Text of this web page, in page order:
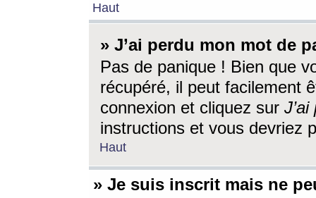
Haut
» J’ai perdu mon mot de
Pas de panique ! Bien que
récupéré, il peut facilement
connexion et cliquez sur
instructions et vous devriez
Haut
» Je suis inscrit mais ne